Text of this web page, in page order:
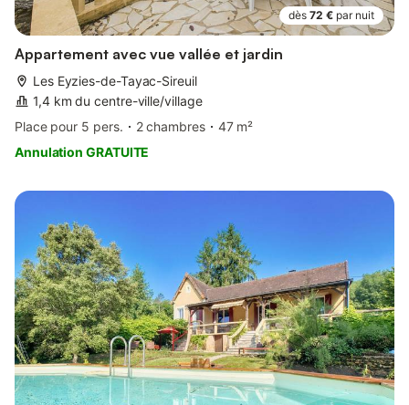
dès 72 € par nuit
Appartement avec vue vallée et jardin
Les Eyzies-de-Tayac-Sireuil
1,4 km du centre-ville/village
Place pour 5 pers.
2 chambres
47 m²
Annulation GRATUITE